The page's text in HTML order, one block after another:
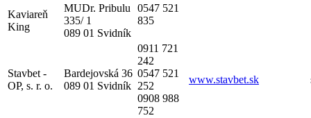
Kaviareň
King
MUDr. Pribulu
335/ 1
089 01 Svidník
0547 521
835
Stavbet -
OP, s. r. o.
Bardejovská 36
089 01 Svidník
0911 721
242
0547 521
252
0908 988
752
www.stavbet.sk